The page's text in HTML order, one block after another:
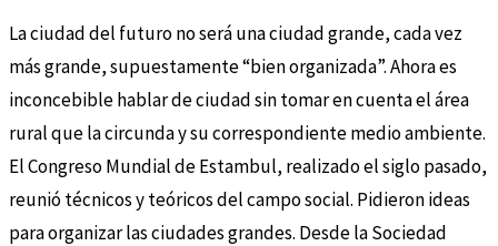
La ciudad del futuro no será una ciudad grande, cada vez
más grande, supuestamente “bien organizada”. Ahora es
inconcebible hablar de ciudad sin tomar en cuenta el área
rural que la circunda y su correspondiente medio ambiente.
El Congreso Mundial de Estambul, realizado el siglo pasado,
reunió técnicos y teóricos del campo social. Pidieron ideas
para organizar las ciudades grandes. Desde la Sociedad